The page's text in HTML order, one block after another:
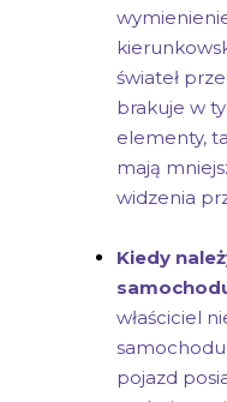
świateł
brakuje w
elementy,
mają
widzenia
Kiedy
właściciel
pojazd